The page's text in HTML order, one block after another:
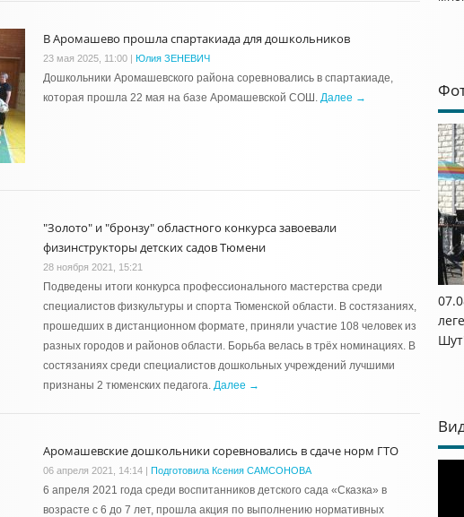
В Аромашево прошла спартакиада для дошкольников
23 мая 2025, 11:00 | Юлия ЗЕНЕВИЧ
Дошкольники Аромашевского района соревновались в спартакиаде,
которая прошла 22 мая на базе Аромашевской СОШ. Далее →
"Золото" и "бронзу" областного конкурса завоевали
физинструкторы детских садов Тюмени
28 ноября 2021, 15:21
Подведены итоги конкурса профессионального мастерства среди
специалистов физкультуры и спорта Тюменской области. В состязаниях,
прошедших в дистанционном формате, приняли участие 108 человек из
разных городов и районов области. Борьба велась в трёх номинациях. В
состязаниях среди специалистов дошкольных учреждений лучшими
признаны 2 тюменских педагога. Далее →
Аромашевские дошкольники соревновались в сдаче норм ГТО
06 апреля 2021, 14:14 | Подготовила Ксения САМСОНОВА
6 апреля 2021 года среди воспитанников детского сада «Сказка» в
возрасте с 6 до 7 лет, прошла акция по выполнению нормативных